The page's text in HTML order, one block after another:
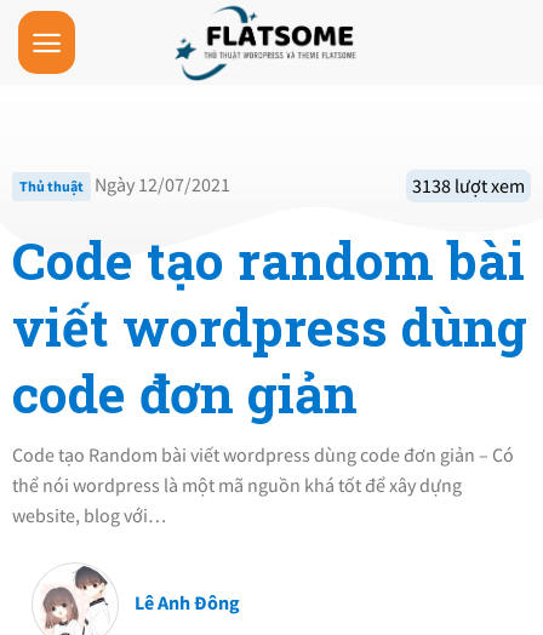
Skip
content
Thủ thuật Ngày 12/07/2021 3138 lượt xem
Code tạo random bài
viết wordpress dùng
code đơn giản
Code tạo Random bài viết wordpress dùng code đơn giản – Có
thể nói wordpress là một mã nguồn khá tốt để xây dựng
website, blog với…
Lê Anh Đông